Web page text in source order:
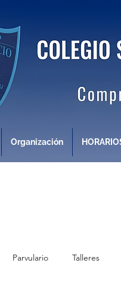
Organización
Parvulario Talleres